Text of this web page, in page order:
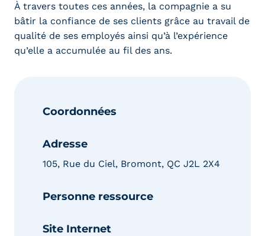
À travers toutes ces années, la compagnie a su
bâtir la confiance de ses clients grâce au travail de
qualité de ses employés ainsi qu’à l’expérience
qu’elle a accumulée au fil des ans.
Coordonnées
Adresse
105, Rue du Ciel, Bromont, QC J2L 2X4
Personne ressource
Site Internet